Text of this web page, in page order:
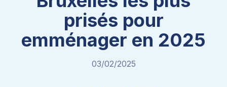
prisés pour
emménager en 2025
03/02/2025